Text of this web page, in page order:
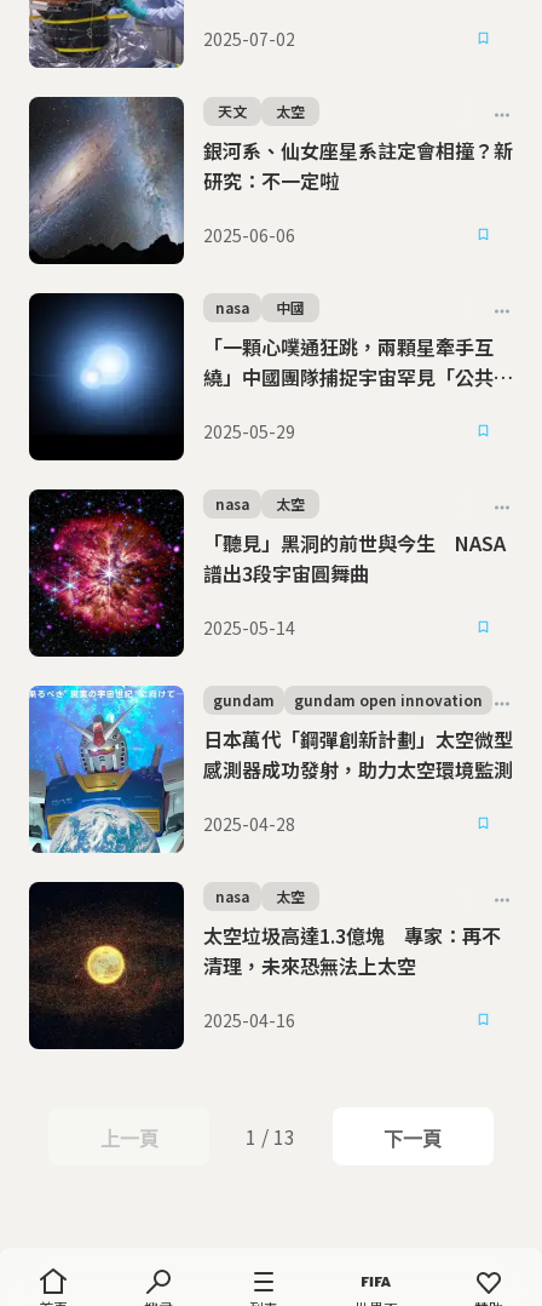
2025-07-02
銀河系、仙女座星系註定會相撞？新
研究：不一定啦
天文 太空
2025-06-06
「一顆心噗通狂跳，兩顆星牽手互
繞」中國團隊捕捉宇宙罕見「公共包
nasa 中國
2025-05-29
「聽見」黑洞的前世與今生 NASA
譜出3段宇宙圓舞曲
nasa 太空
2025-05-14
日本萬代「鋼彈創新計劃」太空微型
感測器成功發射，助力太空環境監測
gundam gundam open innovation
2025-04-28
太空垃圾高達1.3億塊 專家：再不
清理，未來恐無法上太空
nasa 太空
2025-04-16
上一頁
上一頁 1 / 13 下一頁
下一頁